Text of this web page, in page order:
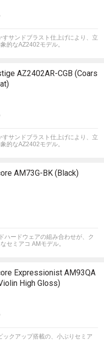
すサンドブラスト仕上げにより、立
的なAZ2402モデル。
AZ2402AR-CGB (Coars
すサンドブラスト仕上げにより、立
的なAZ2402モデル。
AM73G-BK (Black)
ハードウェアの組み合わせが、ク
セミアコ AMモデル。
Expressionist AM93QA
High Gloss)
クアップ搭載の、小ぶりセミア